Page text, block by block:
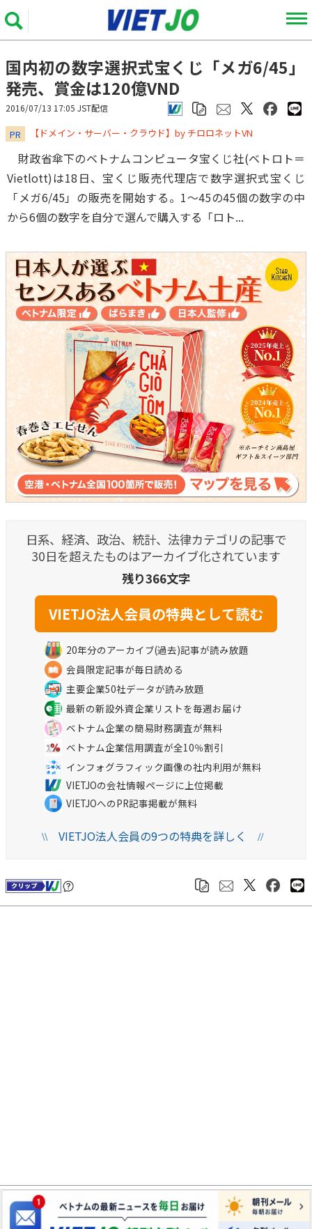
国内初の数字選択式宝くじ「メガ6/45」
発売、賞金は120億VND
2016/07/13 17:05 JST配信
PR ​​​​​​​【ドメイン・サーバー・クラウド】by チロロネットVN
財政省傘下のベトナムコンピュータ宝くじ社(ベトロト＝
Vietlott)は18日、宝くじ販売代理店で数字選択式宝くじ
「メガ6/45」の販売を開始する。1～45の45個の数字の中
から6個の数字を自分で選んで購入する「ロト...
日系、経済、政治、統計、法律カテゴリの記事で
30日を超えたものはアーカイブ化されています
残り366文字
20年分のアーカイブ(過去)記事が読み放題
会員限定記事が毎日読める
主要企業50社データが読み放題
最新の新設外資企業リストを毎週お届け
ベトナム企業の簡易財務調査が無料
ベトナム企業信用調査が全10％割引
インフォグラフィック画像の社内利用が無料
VIETJOの会社情報ページに上位掲載
VIETJOへのPR記事掲載が無料
\\VIETJO法人会員の9つの特典を詳しく //